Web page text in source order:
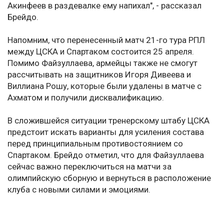
Акинфеев в раздевалке ему напихал", - рассказал
Брейдо.
Напомним, что перенесенный матч 21-го тура РПЛ
между ЦСКА и Спартаком состоится 25 апреля.
Помимо Файзуллаева, армейцы также не смогут
рассчитывать на защитников Игоря Дивеева и
Виллиана Рошу, которые были удалены в матче с
Ахматом и получили дисквалификацию.
В сложившейся ситуации тренерскому штабу ЦСКА
предстоит искать варианты для усиления состава
перед принципиальным противостоянием со
Спартаком. Брейдо отметил, что для Файзуллаева
сейчас важно переключиться на матчи за
олимпийскую сборную и вернуться в расположение
клуба с новыми силами и эмоциями.